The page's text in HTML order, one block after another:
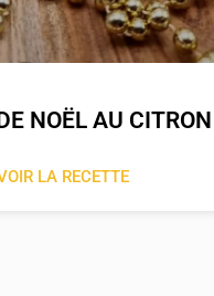
NOËL AU CITRON
LA RECETTE